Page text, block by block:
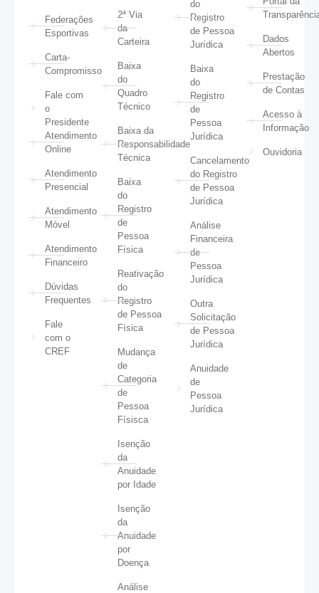
Federações
Esportivas
Carta-
Compromisso
Fale com
o
Presidente
Atendimento
Online
Atendimento
Presencial
Atendimento
Móvel
Atendimento
Financeiro
Dúvidas
Frequentes
Fale
com o
CREF
2ª Via
da
Carteira
Baixa
do
Quadro
Técnico
Baixa da
Responsabilidade
Técnica
Baixa
do
Registro
de
Pessoa
Física
Reativação
do
Registro
de Pessoa
Física
Mudança
de
Categoria
de
Pessoa
Físisca
Isenção
da
Anuidade
por Idade
Isenção
da
Anuidade
por
Doença
Análise
do
Registro
de Pessoa
Jurídica
Baixa
do
Registro
de
Pessoa
Jurídica
Cancelamento
do Registro
de Pessoa
Jurídica
Análise
Financeira
de
Pessoa
Jurídica
Outra
Solicitação
de Pessoa
Jurídica
Anuidade
de
Pessoa
Jurídica
Dados
Abertos
Prestação
de Contas
Acesso à
Informação
Ouvidoria